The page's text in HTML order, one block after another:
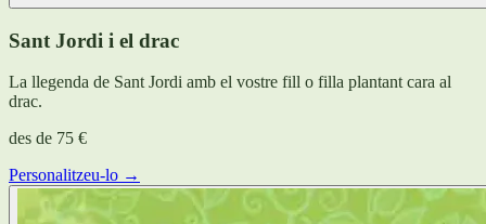
Sant Jordi i el drac
La llegenda de Sant Jordi amb el vostre fill o filla plantant cara al
drac.
des de 75 €
Personalitzeu-lo →